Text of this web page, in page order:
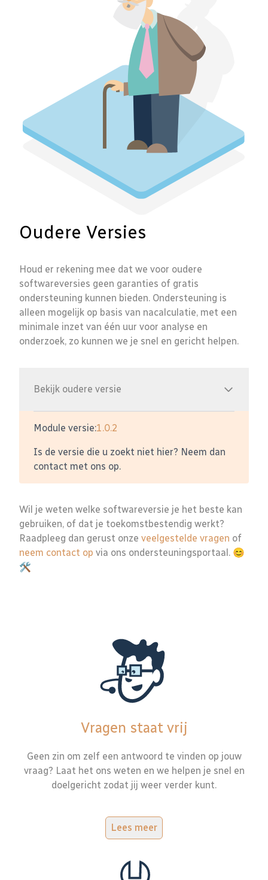
Oudere Versies
Houd er rekening mee dat we voor oudere
softwareversies geen garanties of gratis
ondersteuning kunnen bieden. Ondersteuning is
alleen mogelijk op basis van nacalculatie, met een
minimale inzet van één uur voor analyse en
onderzoek, zo kunnen we je snel en gericht helpen.
Bekijk oudere versie
Module versie:1.0.2
Is de versie die u zoekt niet hier? Neem dan
contact met ons op.
Wil je weten welke softwareversie je het beste kan
gebruiken, of dat je toekomstbestendig werkt?
Raadpleeg dan gerust onze veelgestelde vragen of
neem contact op via ons ondersteuningsportaal. 😊
🛠️
Vragen staat vrij
Geen zin om zelf een antwoord te vinden op jouw
vraag? Laat het ons weten en we helpen je snel en
doelgericht zodat jij weer verder kunt.
Lees meer